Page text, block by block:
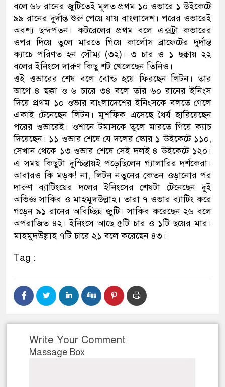
বলে ৬৮ রানের জুটিতেই মূলত প্রথম ১০ ওভারে ১ উইকেটে
৯৯ রানের দুর্দান্ত শুরু পেয়ে যায় বাংলাদেশ। পরের ওভারেই
অবশ্য ছন্দপতন। কটরেলের প্রথম বলে এক্সট্রা কভারের
ওপর দিয়ে তুলে মারতে গিয়ে কার্লোস ব্রাফেটের দুর্দান্ত
ক্যাচে পরিণত হন সৌম্য (৩২)। ৩ চার ও ১ ছক্কায় ২২
বলের ইনিংসে দারুণ কিছু শট খেলেছেন তিনিও।
ওই ওভারের শেষ বলে বোল্ড হয়ে ফিরছেন লিটন। তার
আগে ৪ ছক্কা ও ৬ চারে ৩৪ বলে তাঁর ৬০ রানের ইনিংস
দিয়ে প্রথম ১০ ওভার বাংলাদেশের ইনিংসকে বলতে গেলে
একাই টেনেছেন লিটন। মুশফিক এসেছে ধৈর্য হারিয়েছেন
পরের ওভারেই। ওশানে টমাসকে তুলে মারতে গিয়ে ক্যাচ
দিয়েছেন। ১১ ওভার শেষে যে দলের স্কোর ১ উইকেটে ১১০,
সেখান থেকে ১৩ ওভার শেষে সেই দলই ৪ উইকেটে ১২০।
এ সময় কিছুটা দুশ্চিন্তায়ই পড়েছিলেন গ্যালারির দর্শকেরা।
আবারও কি মড়ক! না, লিটন নতুনের কেতন ওড়ানোর পর
দারুণ ব্যাটিংয়ের দলের ইনিংসের শেষটা টেনেছেন দুই
অভিজ্ঞ সাকিব ও মাহমুদউল্লাহ। তারা ৭ ওভার ব্যাটিং করে
গড়েন ৯১ রানের অবিচ্ছিন্ন জুটি। সাকিব করেছেন ২৬ বলে
অপরাজিত ৪২। ইনিংসে আছে ৫টি চার ও ১টি ছয়ের মার।
মাহমুদউল্লাহ ৭টি চারে ২১ বলে করেছেন ৪৩।
Tag :
Write Your Comment
Massage Box